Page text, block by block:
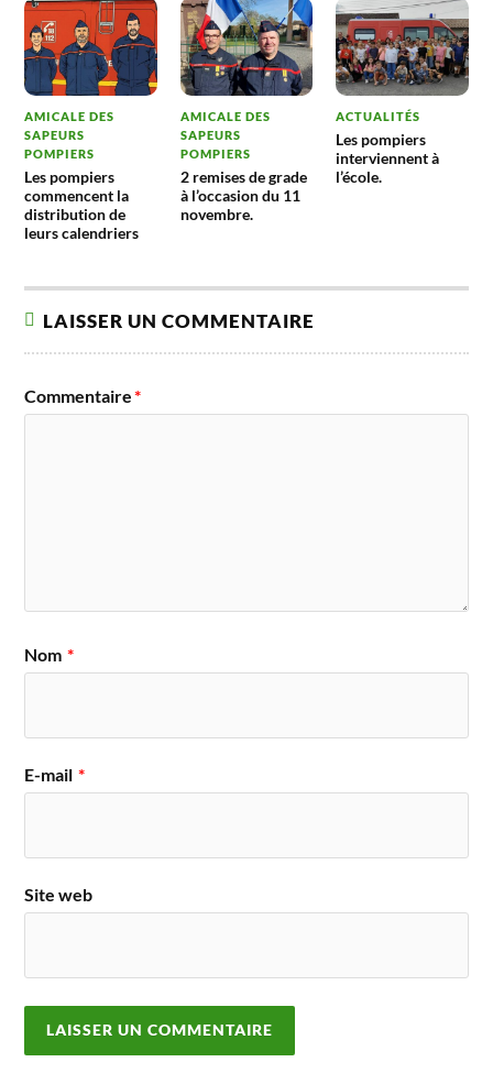
AMICALE DES
SAPEURS
POMPIERS
Les pompiers
commencent la
distribution de
leurs calendriers
AMICALE DES
SAPEURS
POMPIERS
2 remises de grade
à l’occasion du 11
novembre.
ACTUALITÉS
Les pompiers
interviennent à
l’école.
LAISSER UN COMMENTAIRE
Commentaire*
Nom *
E-mail *
Site web